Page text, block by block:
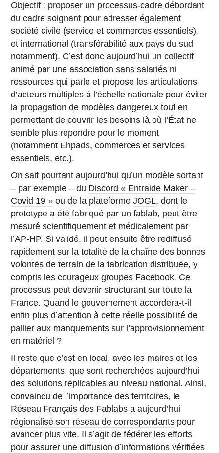
Objectif : proposer un processus-cadre débordant
du cadre soignant pour adresser également
société civile (service et commerces essentiels),
et international (transférabilité aux pays du sud
notamment). C’est donc aujourd’hui un collectif
animé par une association sans salariés ni
ressources qui parle et propose les articulations
d’acteurs multiples à l’échelle nationale pour éviter
la propagation de modèles dangereux tout en
permettant de couvrir les besoins là où l’État ne
semble plus répondre pour le moment
(notamment Ehpads, commerces et services
essentiels, etc.).
On sait pourtant aujourd’hui qu’un modèle sortant
– par exemple – du Discord « Entraide Maker –
Covid 19 » ou de la plateformeJOGL, dont le
prototype a été fabriqué par un fablab, peut être
mesuré scientifiquement et médicalement par
l’AP-HP. Si validé, il peut ensuite être rediffusé
rapidement sur la totalité de la chaîne des bonnes
volontés de terrain de la fabrication distribuée, y
compris les courageux groupes Facebook. Ce
processus peut devenir structurant sur toute la
France. Quand le gouvernement accordera-t-il
enfin plus d’attention à cette réelle possibilité de
pallier aux manquements sur l’approvisionnement
en matériel ?
Il reste que c’est en local, avec les maires et les
départements, que sont recherchées aujourd’hui
des solutions réplicables au niveau national. Ainsi,
convaincu de l’importance des territoires, le
Réseau Français des Fablabs a aujourd’hui
régionalisé son réseau de correspondants pour
avancer plus vite. Il s’agit de fédérer les efforts
pour assurer une diffusion d’informations vérifiées